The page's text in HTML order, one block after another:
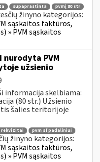
supaprastinta
pvmį 80 str
žinyno kategorijos:
sąskaitos faktūros,
» PVM sąskaitos
PVM
užsienio
informacija skelbiama:
(80 str.) Užsienio
šalies teritorijoje
rekvizitai
pvm sf padaliniui
žinyno kategorijos:
sąskaitos faktūros,
» PVM sąskaitos